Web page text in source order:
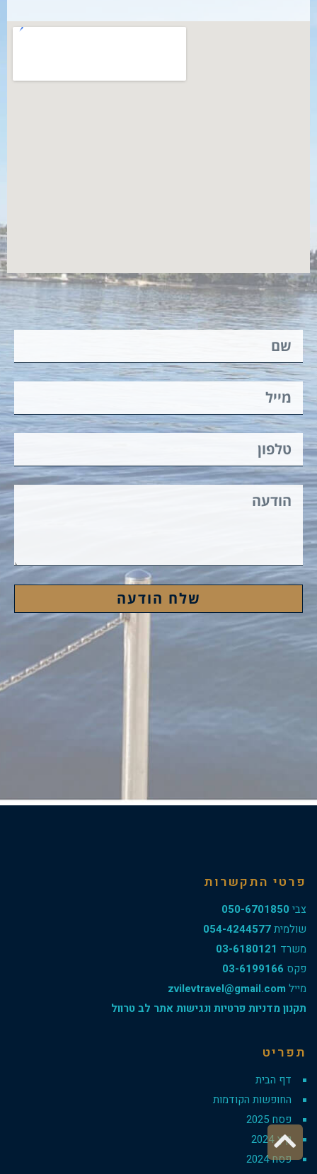
שלח הודעה
פרטי התקשרות
צבי 050-6701850
שולמית054-4244577
משרד 03-6180121
פקס 03-6199166
מייל zvilevtravel@gmail.com
תקנון מדניות פרטיות ונגישות אתר לב טרוול
תפריט
דף הבית
החופשות הקודמות
פסח 2025
קיץ 2024
פסח 2024
גלילה
לראש